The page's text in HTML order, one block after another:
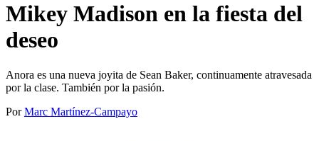
Mikey Madison en la fiesta del
deseo
Anora es una nueva joyita de Sean Baker, continuamente atravesada
por la clase. También por la pasión.
Por Marc Martínez-Campayo